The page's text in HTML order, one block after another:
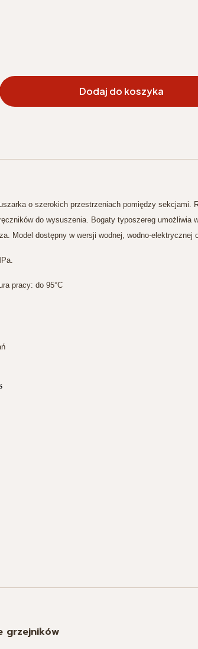
Dodaj do koszyka
o szerokich przestrzeniach pomiędzy sekcjami.
do wysuszenia. Bogaty typoszereg umożliwia
Model dostępny w wersji wodnej, wodno-elektrycznej
pracy: do 95°C
grzejników